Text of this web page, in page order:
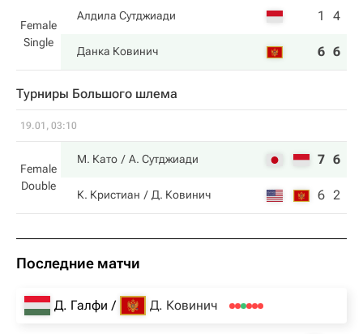
Female
Single
Алдила Сутджиади 1 4
Данка Ковинич 6 6
Турниры Большого шлема
19.01, 03:10
Female
Double
М. Като А. Сутджиади 7 6
К. Кристиан Д. Ковинич 6 2
Последние матчи
Д. Галфи Д. Ковинич